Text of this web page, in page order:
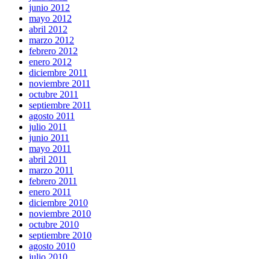
junio 2012
mayo 2012
abril 2012
marzo 2012
febrero 2012
enero 2012
diciembre 2011
noviembre 2011
octubre 2011
septiembre 2011
agosto 2011
julio 2011
junio 2011
mayo 2011
abril 2011
marzo 2011
febrero 2011
enero 2011
diciembre 2010
noviembre 2010
octubre 2010
septiembre 2010
agosto 2010
julio 2010